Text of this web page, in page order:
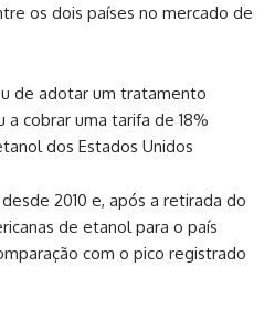
os dois países no mercado de
de adotar um tratamento
cobrar uma tarifa de 18%
dos Estados Unidos
2010 e, após a retirada do
de etanol para o país
com o pico registrado